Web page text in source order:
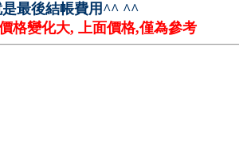
是最後結帳費用^^ ^^
格變化大, 上面價格,僅為參考